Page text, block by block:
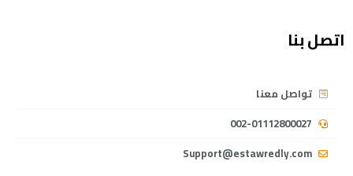
اتصل بنا
تواصل معنا
002-01112800027
Support@estawredly.com